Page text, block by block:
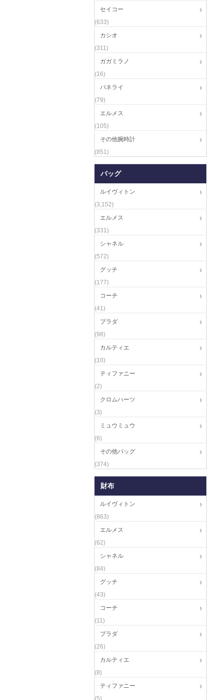
セイコー
(633)
カシオ
(311)
ガガミラノ
(16)
パネライ
(79)
エルメス
(105)
その他腕時計
(851)
バッグ
ルイヴィトン
(3,152)
エルメス
(331)
シャネル
(572)
グッチ
(177)
コーチ
(41)
プラダ
(98)
カルティエ
(10)
ティファニー
(2)
クロムハーツ
(3)
ミュウミュウ
(6)
その他バッグ
(374)
財布
ルイヴィトン
(863)
エルメス
(62)
シャネル
(84)
グッチ
(43)
コーチ
(11)
プラダ
(26)
カルティエ
(8)
ティファニー
(5)